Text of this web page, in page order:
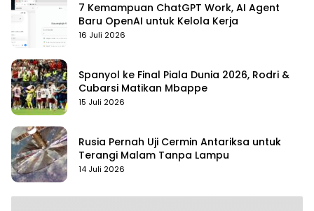
7 Kemampuan ChatGPT Work, AI Agent
Baru OpenAI untuk Kelola Kerja
16 Juli 2026
Spanyol ke Final Piala Dunia 2026, Rodri &
Cubarsi Matikan Mbappe
15 Juli 2026
Rusia Pernah Uji Cermin Antariksa untuk
Terangi Malam Tanpa Lampu
14 Juli 2026